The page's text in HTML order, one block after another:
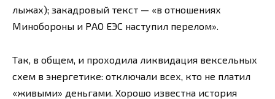
лыжах); закадровый текст — «в отношениях
Минобороны и РАО ЕЭС наступил перелом».
Так, в общем, и проходила ликвидация вексельных
схем в энергетике: отключали всех, кто не платил
«живыми» деньгами. Хорошо известна история